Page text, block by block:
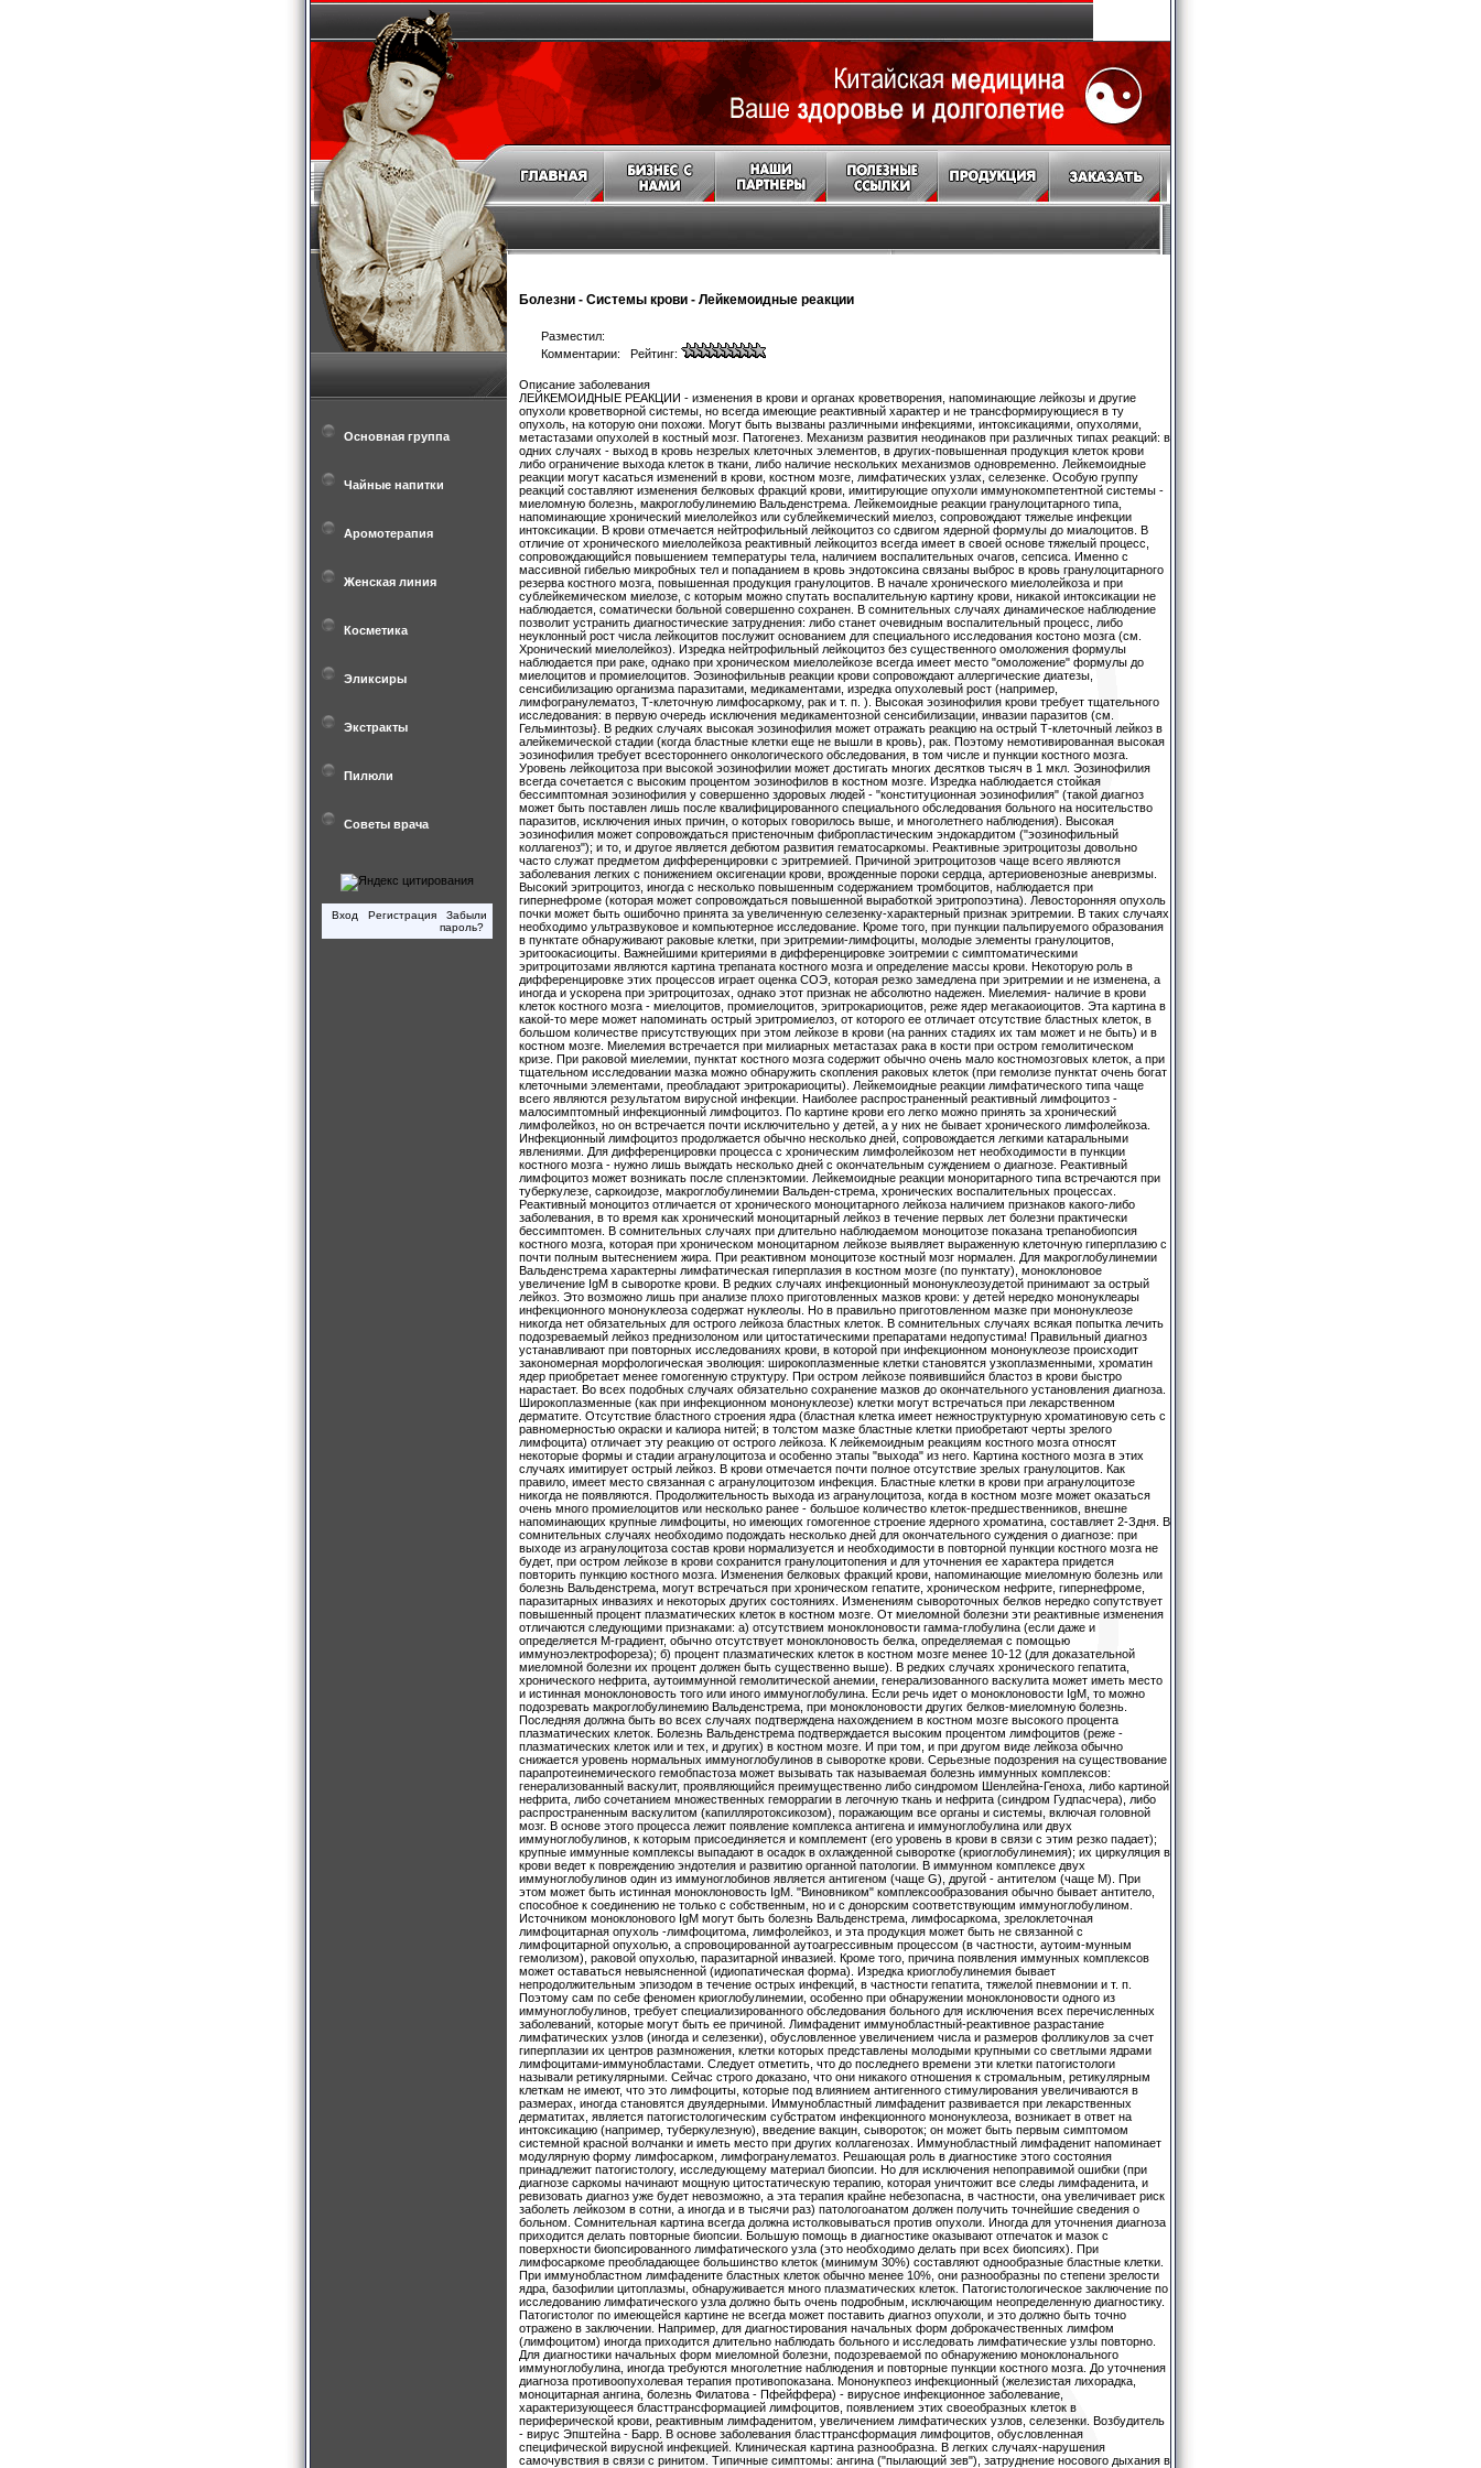
Основная группа
Чайные напитки
Аромотерапия
Женская линия
Косметика
Эликсиры
Экстракты
Пилюли
Советы врача
Вход Регистрация
Забыли
пароль?
Болезни - Системы крови - Лейкемоидные реакции
Разместил:
Комментарии: Рейтинг:
Описание заболевания
ЛЕЙКЕМОИДНЫЕ РЕАКЦИИ - изменения в крови и органах кроветворения, напоминающие лейкозы и другие опухоли кроветворной системы, но всегда имеющие реактивный характер и не трансформирующиеся в ту опухоль, на которую они похожи. Могут быть вызваны различными инфекциями, интоксикациями, опухолями, метастазами опухолей в костный мозг. Патогенез. Механизм развития неодинаков при различных типах реакций: в одних случаях - выход в кровь незрелых клеточных элементов, в других-повышенная продукция клеток крови либо ограничение выхода клеток в ткани, либо наличие нескольких механизмов одновременно. Лейкемоидные реакции могут касаться изменений в крови, костном мозге, лимфатических узлах, селезенке. Особую группу реакций составляют изменения белковых фракций крови, имитирующие опухоли иммунокомпетентной системы - миеломную болезнь, макроглобулинемию Вальденстрема. Лейкемоидные реакции гранулоцитарного типа, напоминающие хронический миелолейкоз или сублейкемический миелоз, сопровождают тяжелые инфекции интоксикации. В крови отмечается нейтрофильный лейкоцитоз со сдвигом ядерной формулы до миалоцитов. В отличие от хронического миелолейкоза реактивный лейкоцитоз всегда имеет в своей основе тяжелый процесс, сопровождающийся повышением температуры тела, наличием воспалительных очагов, сепсиса. Именно с массивной гибелью микробных тел и попаданием в кровь эндотоксина связаны выброс в кровь гранулоцитарного резерва костного мозга, повышенная продукция гранулоцитов. В начале хронического миелолейкоза и при сублейкемическом миелозе, с которым можно спутать воспалительную картину крови, никакой интоксикации не наблюдается, соматически больной совершенно сохранен. В сомнительных случаях динамическое наблюдение позволит устранить диагностические затруднения: либо станет очевидным воспалительный процесс, либо неуклонный рост числа лейкоцитов послужит основанием для специального исследования костоно мозга (см. Хронический миелолейкоз). Изредка нейтрофильный лейкоцитоз без существенного омоложения формулы наблюдается при раке, однако при хроническом миелолейкозе всегда имеет место "омоложение" формулы до миелоцитов и промиелоцитов. Эозинофильныв реакции крови сопровождают аллергические диатезы, сенсибилизацию организма паразитами, медикаментами, изредка опухолевый рост (например, лимфогранулематоз, Т-клеточную лимфосаркому, рак и т. п. ). Высокая эозинофилия крови требует тщательного исследования: в первую очередь исключения медикаментозной сенсибилизации, инвазии паразитов (см. Гельминтозы}. В редких случаях высокая эозинофилия может отражать реакцию на острый Т-клеточный лейкоз в алейкемической стадии (когда бластные клетки еще не вышли в кровь), рак. Поэтому немотивированная высокая эозинофилия требует всестороннего онкологического обследования, в том числе и пункции костного мозга. Уровень лейкоцитоза при высокой эозинофилии может достигать многих десятков тысяч в 1 мкл. Эозинофилия всегда сочетается с высоким процентом эозинофилов в костном мозге. Изредка наблюдается стойкая бессимптомная эозинофилия у совершенно здоровых людей - "конституционная эозинофилия" (такой диагноз может быть поставлен лишь после квалифицированного специального обследования больного на носительство паразитов, исключения иных причин, о которых говорилось выше, и многолетнего наблюдения). Высокая эозинофилия может сопровождаться пристеночным фибропластическим эндокардитом ("эозинофильный коллагеноз"); и то, и другое является дебютом развития гематосаркомы. Реактивные эритроцитозы довольно часто служат предметом дифференцировки с эритремией. Причиной эритроцитозов чаще всего являются заболевания легких с понижением оксигенации крови, врожденные пороки сердца, артериовенозные аневризмы. Высокий эритроцитоз, иногда с несколько повышенным содержанием тромбоцитов, наблюдается при гипернефроме (которая может сопровождаться повышенной выработкой эритропоэтина). Левосторонняя опухоль почки может быть ошибочно принята за увеличенную селезенку-характерный признак эритремии. В таких случаях необходимо ультразвуковое и компьютерное исследование. Кроме того, при пункции пальпируемого образования в пунктате обнаруживают раковые клетки, при эритремии-лимфоциты, молодые элементы гранулоцитов, эритоокасиоциты. Важнейшими критериями в дифференцировке эоитремии с симптоматическими эритроцитозами являются картина трепаната костного мозга и определение массы крови. Некоторую роль в дифференцировке этих процессов играет оценка СОЭ, которая резко замедлена при эритремии и не изменена, а иногда и ускорена при эритроцитозах, однако этот признак не абсолютно надежен. Миелемия- наличие в крови клеток костного мозга - миелоцитов, промиелоцитов, эритрокариоцитов, реже ядер мегакаоиоцитов. Эта картина в какой-то мере может напоминать острый эритромиелоз, от которого ее отличает отсутствие бластных клеток, в большом количестве присутствующих при этом лейкозе в крови (на ранних стадиях их там может и не быть) и в костном мозге. Миелемия встречается при милиарных метастазах рака в кости при остром гемолитическом кризе. При раковой миелемии, пунктат костного мозга содержит обычно очень мало костномозговых клеток, а при тщательном исследовании мазка можно обнаружить скопления раковых клеток (при гемолизе пунктат очень богат клеточными элементами, преобладают эритрокариоциты). Лейкемоидные реакции лимфатического типа чаще всего являются результатом вирусной инфекции. Наиболее распространенный реактивный лимфоцитоз - малосимптомный инфекционный лимфоцитоз. По картине крови его легко можно принять за хронический лимфолейкоз, но он встречается почти исключительно у детей, а у них не бывает хронического лимфолейкоза. Инфекционный лимфоцитоз продолжается обычно несколько дней, сопровождается легкими катаральными явлениями. Для дифференцировки процесса с хроническим лимфолейкозом нет необходимости в пункции костного мозга - нужно лишь выждать несколько дней с окончательным суждением о диагнозе. Реактивный лимфоцитоз может возникать после спленэктомии. Лейкемоидные реакции моноритарного типа встречаются при туберкулезе, саркоидозе, макроглобулинемии Вальден-стрема, хронических воспалительных процессах. Реактивный моноцитоз отличается от хронического моноцитарного лейкоза наличием признаков какого-либо заболевания, в то время как хронический моноцитарный лейкоз в течение первых лет болезни практически бессимптомен. В сомнительных случаях при длительно наблюдаемом моноцитозе показана трепанобиопсия костного мозга, которая при хроническом моноцитарном лейкозе выявляет выраженную клеточную гиперплазию с почти полным вытеснением жира. При реактивном моноцитозе костный мозг нормален. Для макроглобулинемии Вальденстрема характерны лимфатическая гиперплазия в костном мозге (по пунктату), моноклоновое увеличение IgM в сыворотке крови. В редких случаях инфекционный мононуклеозудетой принимают за острый лейкоз. Это возможно лишь при анализе плохо приготовленных мазков крови: у детей нередко мононуклеары инфекционного мононуклеоза содержат нуклеолы. Но в правильно приготовленном мазке при мононуклеозе никогда нет обязательных для острого лейкоза бластных клеток. В сомнительных случаях всякая попытка лечить подозреваемый лейкоз преднизолоном или цитостатическими препаратами недопустима! Правильный диагноз устанавливают при повторных исследованиях крови, в которой при инфекционном мононуклеозе происходит закономерная морфологическая эволюция: широкоплазменные клетки становятся узкоплазменными, хроматин ядер приобретает менее гомогенную структуру. При остром лейкозе появившийся бластоз в крови быстро нарастает. Во всех подобных случаях обязательно сохранение мазков до окончательного установления диагноза. Широкоплазменные (как при инфекционном мононуклеозе) клетки могут встречаться при лекарственном дерматите. Отсутствие бластного строения ядра (бластная клетка имеет нежноструктурную хроматиновую сеть с равномерностью окраски и калиора нитей; в толстом мазке бластные клетки приобретают черты зрелого лимфоцита) отличает эту реакцию от острого лейкоза. К лейкемоидным реакциям костного мозга относят некоторые формы и стадии агранулоцитоза и особенно этапы "выхода" из него. Картина костного мозга в этих случаях имитирует острый лейкоз. В крови отмечается почти полное отсутствие зрелых гранулоцитов. Как правило, имеет место связанная с агранулоцитозом инфекция. Бластные клетки в крови при агранулоцитозе никогда не появляются. Продолжительность выхода из агранулоцитоза, когда в костном мозге может оказаться очень много промиелоцитов или несколько ранее - большое количество клеток-предшественников, внешне напоминающих крупные лимфоциты, но имеющих гомогенное строение ядерного хроматина, составляет 2-Здня. В сомнительных случаях необходимо подождать несколько дней для окончательного суждения о диагнозе: при выходе из агранулоцитоза состав крови нормализуется и необходимости в повторной пункции костного мозга не будет, при остром лейкозе в крови сохранится гранулоцитопения и для уточнения ее характера придется повторить пункцию костного мозга. Изменения белковых фракций крови, напоминающие миеломную болезнь или болезнь Вальденстрема, могут встречаться при хроническом гепатите, хроническом нефрите, гипернефроме, паразитарных инвазиях и некоторых других состояниях. Изменениям сывороточных белков нередко сопутствует повышенный процент плазматических клеток в костном мозге. От миеломной болезни эти реактивные изменения отличаются следующими признаками: а) отсутствием моноклоновости гамма-глобулина (если даже и определяется М-градиент, обычно отсутствует моноклоновость белка, определяемая с помощью иммуноэлектрофореза); б) процент плазматических клеток в костном мозге менее 10-12 (для доказательной миеломной болезни их процент должен быть существенно выше). В редких случаях хронического гепатита, хронического нефрита, аутоиммунной гемолитической анемии, генерализованного васкулита может иметь место и истинная моноклоновость того или иного иммуноглобулина. Если речь идет о моноклоновости IgM, то можно подозревать макроглобулинем